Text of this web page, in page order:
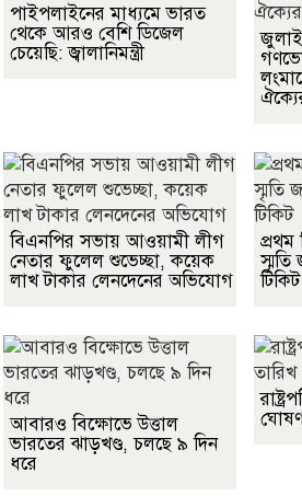
পাইপলাইনের মাধ্যমে ভারত
থেকে আরও বেশি ডিজেল
চেয়েছি: জ্বালানিমন্ত্রী
বিএনপির সভায় আওয়ামী লীগ
নেতার ফুলেল শুভেচ্ছা, কয়েক
লাখ টাকার লেনদেনের অভিযোগ
প্রথম
টিকিট
আবারও বিক্ষোভে উত্তাল
ভারতের ঝাড়খণ্ড, চলছে ৯ দিন
ধরে